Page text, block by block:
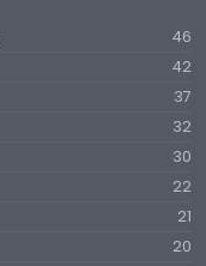
46
42
37
32
30
22
21
20